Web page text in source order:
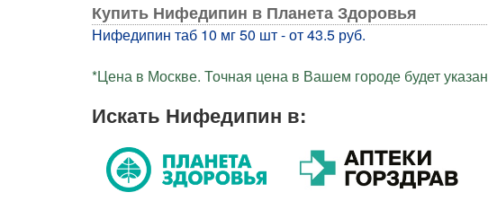
Купить Нифедипин в Планета Здоровья
Нифедипин таб 10 мг 50 шт - от 43.5 руб.
*Цена в Москве. Точная цена в Вашем городе будет
Искать Нифедипин в: